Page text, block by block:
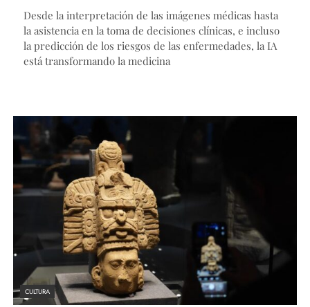
Desde la interpretación de las imágenes médicas hasta
la asistencia en la toma de decisiones clínicas, e incluso
la predicción de los riesgos de las enfermedades, la IA
está transformando la medicina
CULTURA